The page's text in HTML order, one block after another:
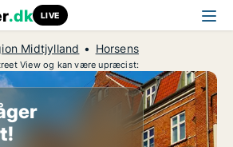
.dk LIVE
Midtjylland Horsens
View og kan være upræcist: